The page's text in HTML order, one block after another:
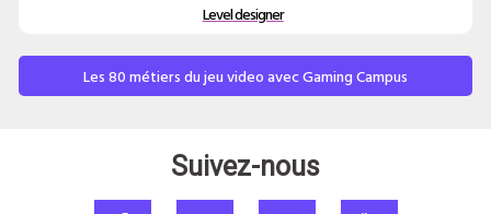
Level designer
Les 80 métiers du jeu video avec Gaming Campus
Suivez-nous